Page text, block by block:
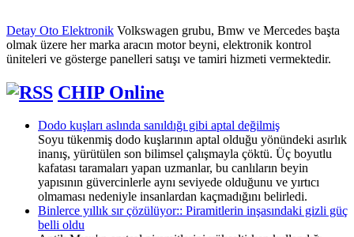
Detay Oto Elektronik Volkswagen grubu, Bmw ve Mercedes başta
olmak üzere her marka aracın motor beyni, elektronik kontrol
üniteleri ve gösterge panelleri satışı ve tamiri hizmeti vermektedir.
CHIP Online
Dodo kuşları aslında sanıldığı gibi aptal değilmiş
Soyu tükenmiş dodo kuşlarının aptal olduğu yönündeki asırlık
inanış, yürütülen son bilimsel çalışmayla çöktü. Üç boyutlu
kafatası taramaları yapan uzmanlar, bu canlıların beyin
yapısının güvercinlerle aynı seviyede olduğunu ve yırtıcı
olmaması nedeniyle insanlardan kaçmadığını belirledi.
Binlerce yıllık sır çözülüyor:: Piramitlerin inşasındaki gizli güç
belli oldu